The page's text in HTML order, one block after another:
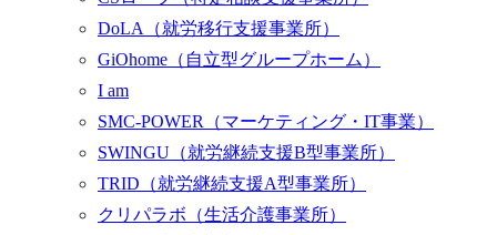
DoLA （就労移行支援事業所）
GiOhome （自立型グループホーム）
I am
SMC-POWER （マーケティング・IT事業）
SWINGU （就労継続支援B型事業所）
TRID （就労継続支援A型事業所）
クリパラボ （生活介護事業所）